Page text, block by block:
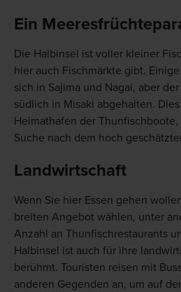
Ein
Die Halbinsel ist voller kleiner
hier auch Fischmärkte gibt.
sich in Sajima und Nagai, aber
südlich in Misaki abgehalten.
Heimathafen der
Suche nach dem hoch
Landwirtschaft
Wenn Sie hier Essen gehen
breiten Angebot wählen, unter
Anzahl an Thunfischrestaurants
Halbinsel ist auch für ihre
berühmt. Touristen reisen mit
anderen Gegenden an, um auf